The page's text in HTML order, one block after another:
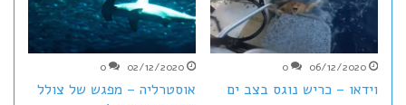
06/12/2020
0
וידאו – כריש נוגס בצב ים
02/12/2020
0
אוסטרליה – מפגש של צולל